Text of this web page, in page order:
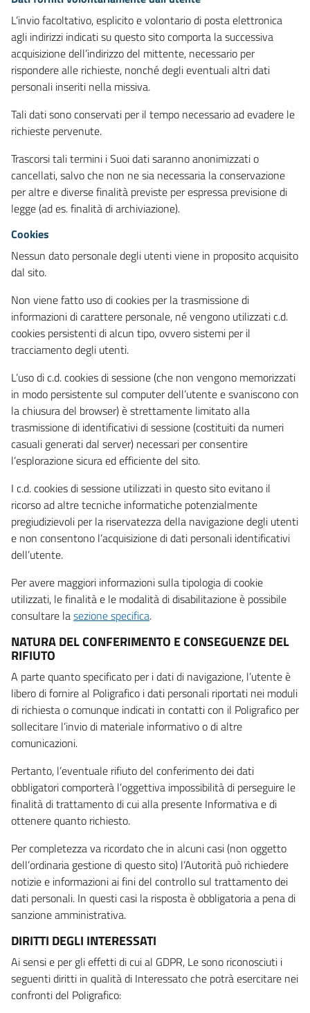
L’invio facoltativo, esplicito e volontario di posta elettronica
agli indirizzi indicati su questo sito comporta la successiva
acquisizione dell’indirizzo del mittente, necessario per
rispondere alle richieste, nonché degli eventuali altri dati
personali inseriti nella missiva.
Tali dati sono conservati per il tempo necessario ad evadere le
richieste pervenute.
Trascorsi tali termini i Suoi dati saranno anonimizzati o
cancellati, salvo che non ne sia necessaria la conservazione
per altre e diverse finalità previste per espressa previsione di
legge (ad es. finalità di archiviazione).
Cookies
Nessun dato personale degli utenti viene in proposito acquisito
dal sito.
Non viene fatto uso di cookies per la trasmissione di
informazioni di carattere personale, né vengono utilizzati c.d.
cookies persistenti di alcun tipo, ovvero sistemi per il
tracciamento degli utenti.
L’uso di c.d. cookies di sessione (che non vengono memorizzati
in modo persistente sul computer dell’utente e svaniscono con
la chiusura del browser) è strettamente limitato alla
trasmissione di identificativi di sessione (costituiti da numeri
casuali generati dal server) necessari per consentire
l’esplorazione sicura ed efficiente del sito.
I c.d. cookies di sessione utilizzati in questo sito evitano il
ricorso ad altre tecniche informatiche potenzialmente
pregiudizievoli per la riservatezza della navigazione degli utenti
e non consentono l’acquisizione di dati personali identificativi
dell’utente.
Per avere maggiori informazioni sulla tipologia di cookie
utilizzati, le finalità e le modalità di disabilitazione è possibile
consultare lasezione specifica.
NATURA DEL CONFERIMENTO E CONSEGUENZE DEL
RIFIUTO
A parte quanto specificato per i dati di navigazione, l’utente è
libero di fornire al Poligrafico i dati personali riportati nei moduli
di richiesta o comunque indicati in contatti con il Poligrafico per
sollecitare l’invio di materiale informativo o di altre
comunicazioni.
Pertanto, l’eventuale rifiuto del conferimento dei dati
obbligatori comporterà l’oggettiva impossibilità di perseguire le
finalità di trattamento di cui alla presente Informativa e di
ottenere quanto richiesto.
Per completezza va ricordato che in alcuni casi (non oggetto
dell’ordinaria gestione di questo sito) l’Autorità può richiedere
notizie e informazioni ai fini del controllo sul trattamento dei
dati personali. In questi casi la risposta è obbligatoria a pena di
sanzione amministrativa.
DIRITTI DEGLI INTERESSATI
Ai sensi e per gli effetti di cui al GDPR, Le sono riconosciuti i
seguenti diritti in qualità di Interessato che potrà esercitare nei
confronti del Poligrafico: